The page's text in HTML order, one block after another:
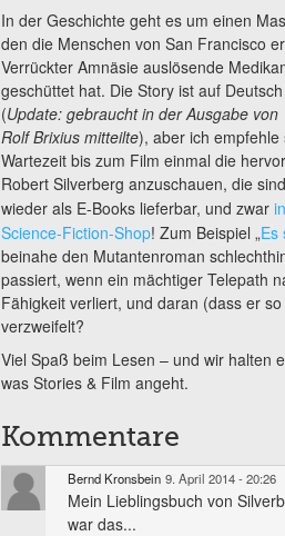
In der Geschichte geht es um einen
den die Menschen von San Francisco
Verrückter Amnäsie auslösende
geschüttet hat. Die Story ist auf
(Update: gebraucht in der Ausgabe
Rolf Brixius mitteilte), aber ich empfehle
Wartezeit bis zum Film einmal die
Robert Silverberg anzuschauen, die
wieder als E-Books lieferbar, und zwar
Science-Fiction-Shop! Zum Beispiel „Es
beinahe den Mutantenroman
passiert, wenn ein mächtiger Telepath
Fähigkeit verliert, und daran (dass er
verzweifelt?
Viel Spaß beim Lesen – und wir halten
was Stories & Film angeht.
Kommentare
Bernd Kronsbein 9. April 2014 - 20:26
Mein Lieblingsbuch von
war das...